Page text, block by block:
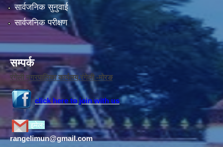
सार्वजनिक सुनुवाई
सार्वजनिक परीक्षण
सम्पर्क
रंगेली नगरपालिका कार्यलय,रंगेली -मोरङ
click here to join with us
इमेल:
rangelimun@gmail.com